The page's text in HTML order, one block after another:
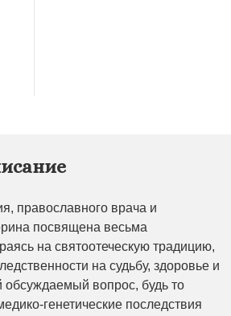
православного врача и
посвящена весьма
на святоотеческую традицию,
на судьбу, здоровье и
обсуждаемый вопрос, будь то
генетические последствия